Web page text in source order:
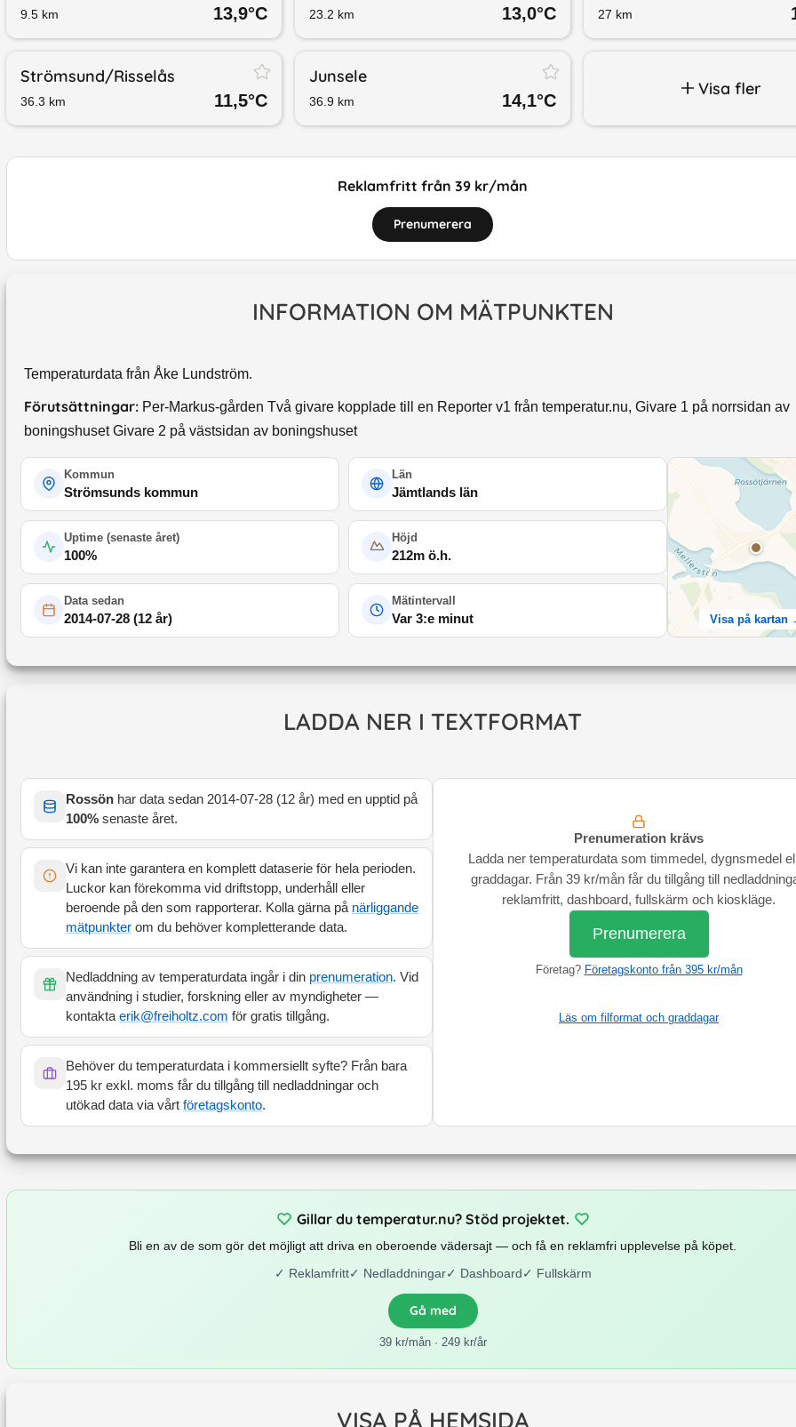
9.5 km 13,9°C 23.2 km 13,0°C 27 km
Strömsund/​Risselås
36.3 km 11,5°C
Junsele
36.9 km 14,1°C
Visa fler
Reklamfritt från 39 kr/mån
Prenumerera
INFORMATION OM MÄTPUNKTEN
Temperaturdata från Åke Lundström.
Förutsättningar: Per-Markus-gården Två givare kopplade till en Reporter v1 från temperatur.nu, Givare 1 på norrsidan av
boningshuset Givare 2 på västsidan av boningshuset
Kommun
Strömsunds kommun
Län
Jämtlands län
Uptime (senaste året)
100%
Höjd
212m ö.h.
Data sedan
2014-07-28 (12 år)
Mätintervall
Var 3:e minut Visa på kartan
LADDA NER I TEXTFORMAT
Rossön har data sedan 2014-07-28 (12 år) med en upptid på
100% senaste året.
Vi kan inte garantera en komplett dataserie för hela perioden.
Luckor kan förekomma vid driftstopp, underhåll eller
beroende på den som rapporterar. Kolla gärna på närliggande
mätpunkter om du behöver kompletterande data.
Nedladdning av temperaturdata ingår i din prenumeration. Vid
användning i studier, forskning eller av myndigheter —
kontakta erik@freiholtz.com för gratis tillgång.
Behöver du temperaturdata i kommersiellt syfte? Från bara
195 kr exkl. moms får du tillgång till nedladdningar och
utökad data via vårt företagskonto.
Prenumeration krävs
Ladda ner temperaturdata som timmedel, dygnsmedel
graddagar. Från 39 kr/mån får du tillgång till
reklamfritt, dashboard, fullskärm och kioskläge.
Prenumerera
Företag? Företagskonto från 395 kr/mån
Läs om filformat och graddagar
Gillar du temperatur.nu? Stöd projektet.
Bli en av de som gör det möjligt att driva en oberoende vädersajt — och få en reklamfri upplevelse på köpet.
✓ Reklamfritt✓ Nedladdningar✓ Dashboard✓ Fullskärm
Gå med
39 kr/mån · 249 kr/år
VISA PÅ HEMSIDA